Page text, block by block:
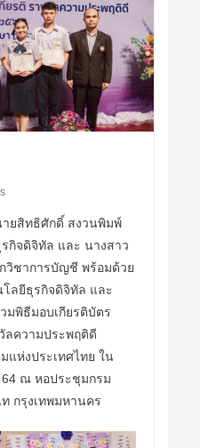
ยสิทธิศักดิ์ สงวนพิมพ์
กิจดิจิทัล และ นางสาว
วิชาการบัญชี พร้อมด้วย
ลยีธุรกิจดิจิทัล และ
มพิธีมอบเกียรติบัตร
ลความประพฤติดี
แห่งประเทศไทย ใน
ณ หอประชุมกรม
กรุงเทพมหานคร